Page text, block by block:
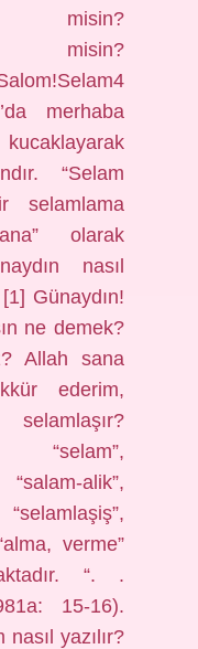
misin?
misin?
merhaba
kucaklayarak
“Selam
selamlama
olarak
nasıl
Günaydın!
ne demek?
Allah sana
ederim,
“selam”,
alik”,
verme”
“. .
15-16).
yazılır?